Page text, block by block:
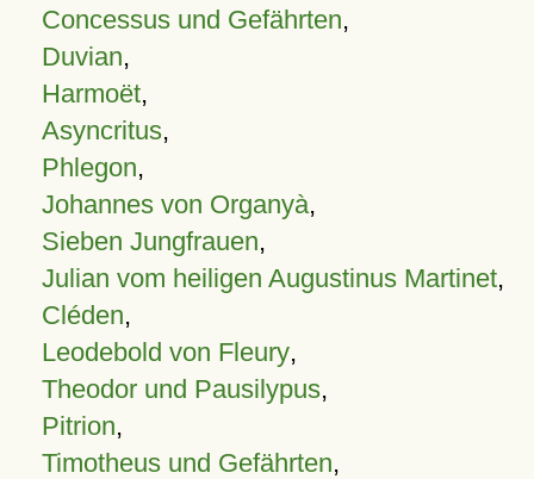
Concessus und Gefährten,
Duvian,
Harmoët,
Asyncritus,
Phlegon,
Johannes von Organyà,
Sieben Jungfrauen,
Julian vom heiligen Augustinus Martinet,
Cléden,
Leodebold von Fleury,
Theodor und Pausilypus,
Pitrion,
Timotheus und Gefährten,